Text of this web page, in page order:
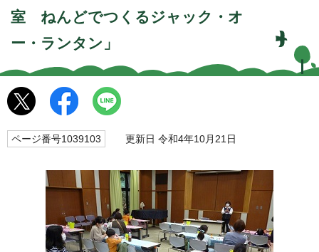
室 ねんどでつくるジャック・オ
ー・ランタン」
ページ番号1039103 更新日 令和4年10月21日